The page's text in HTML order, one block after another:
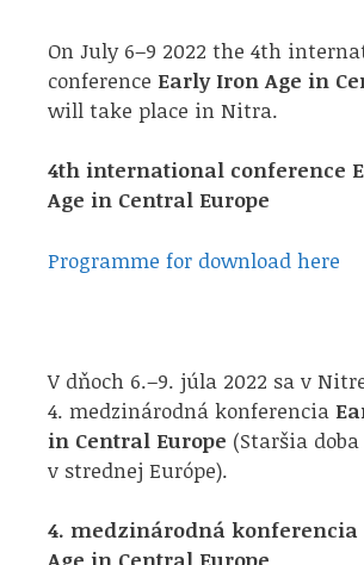
On July 6–9 2022 the 4th
conference Early Iron Age in
will take place in Nitra.
4th international conference
Age in Central Europe
Programme for download here
V dňoch 6.–9. júla 2022 sa v
4. medzinárodná konferencia
in Central Europe (Staršia
v strednej Európe).
4. medzinárodná konferencia